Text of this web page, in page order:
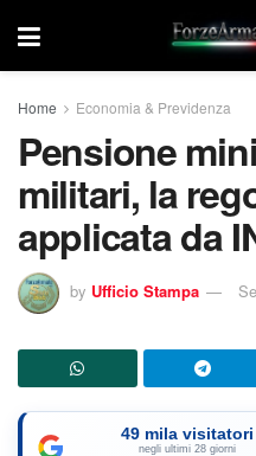
Home Economia & Previdenza
Pensione
militari, la
applicata da
by Ufficio Stampa
49 mila visitatori
negli ultimi 28 giorni